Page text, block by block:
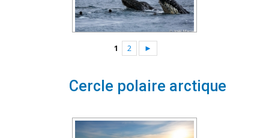
1 2 ►
Cercle polaire arctique